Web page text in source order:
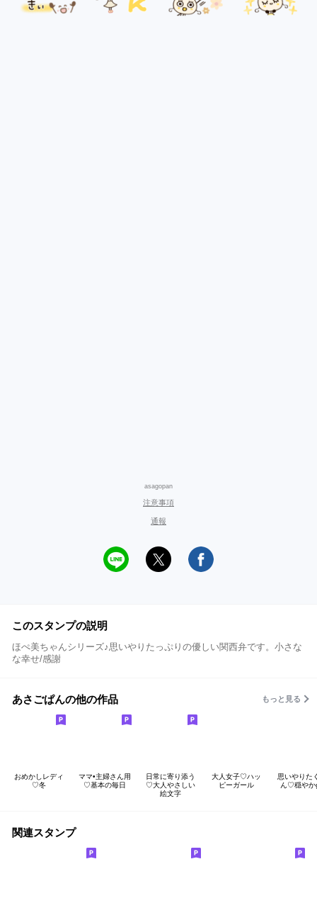
asagopan
注意事項
通報
このスタンプの説明
ほぺ美ちゃんシリーズ♪思いやりたっぷりの優しい関西弁です。小さな
な幸せ/感謝
あさごぱんの他の作品 もっと見る
おめかしレディ
♡冬
ママ•主婦さん用
♡基本の毎日
日常に寄り添う
♡大人やさしい
絵文字
大人女子♡ハッ
ピーガール
思いやりた
ん♡穏やか
関連スタンプ